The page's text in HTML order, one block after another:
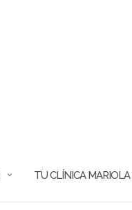
TU CLÍNICA MARIOLA